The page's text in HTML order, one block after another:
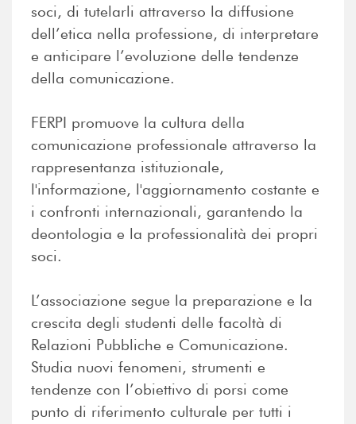
soci, di tutelarli attraverso la diffusione
dell’etica nella professione, di interpretare
e anticipare l’evoluzione delle tendenze
della comunicazione.
FERPI promuove la cultura della
comunicazione professionale attraverso la
rappresentanza istituzionale,
l'informazione, l'aggiornamento costante e
i confronti internazionali, garantendo la
deontologia e la professionalità dei propri
soci.
L’associazione segue la preparazione e la
crescita degli studenti delle facoltà di
Relazioni Pubbliche e Comunicazione.
Studia nuovi fenomeni, strumenti e
tendenze con l’obiettivo di porsi come
punto di riferimento culturale per tutti i